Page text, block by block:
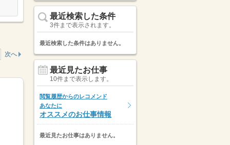
次へ
最近検索した条件
3件まで表示されます。
最近検索した条件はありません。
最近見たお仕事
10件まで表示します。
閲覧履歴からのレコメンド
あなたに
オススメのお仕事情報
最近見たお仕事はありません。